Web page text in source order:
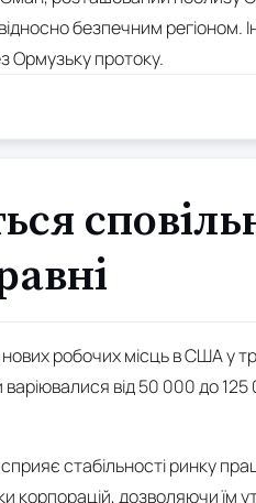
безпечним
Ормузьку протоку.
робочих місць в США у
від 50 000 до 125
стабільності ринку
корпорацій, дозволяючи